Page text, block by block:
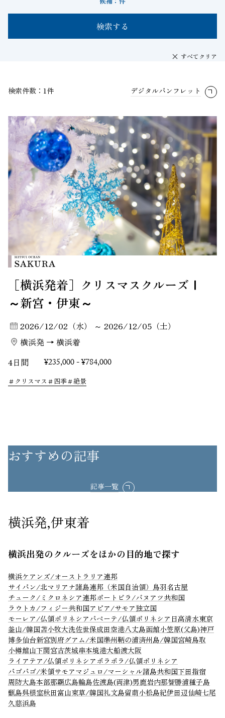
検索する
すべてクリア
検索件数：1件 デジタルパンフレット
［横浜発着］クリスマスクルーズⅠ
～新宮・伊東～
2026/12/02（水） ～ 2026/12/05（土）
横浜発 → 横浜着
4日間
¥235,000 - ¥784,000
クリスマス 四季 絶景
おすすめの記事
記事一覧
横浜発,伊東着
横浜出発のクルーズをほかの目的地で探す
横浜ケアンズ/オーストラリア連邦
サイパン/北マリアナ諸島連邦（米国自治領） 鳥羽名古屋
チューク/ミクロネシア連邦ポートビラ/バヌアツ共和国
ラウトカ/フィジー共和国アピア/サモア独立国
モーレア/仏領ポリネシアパペーテ/仏領ポリネシア 日高清水東京
釜山/韓国苫小牧大洗佐世保成田空港八丈島函館小笠原(父島)神戸
博多仙台新宮別府グアム/米国準州鞆の浦済州島/韓国宮崎鳥取
小樽館山下関宮古茨城串本境港大船渡大阪
ライアテア/仏領ポリネシア ボラボラ/仏領ポリネシア
パゴパゴ/米領サモアマジュロ/マーシャル諸島共和国下田指宿
周防大島本部那覇広島輪島佐渡島(両津)男鹿岩内那智勝浦種子島
甑島呉根室秋田富山束草/韓国礼文島留萌小松島紀伊田辺仙崎七尾
久慈浜島